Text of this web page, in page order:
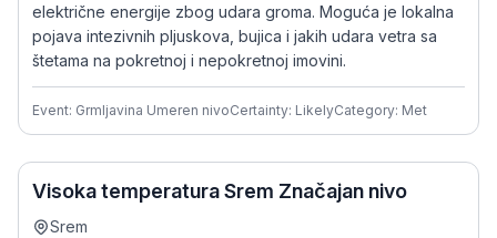
električne energije zbog udara groma. Moguća je lokalna
pojava intezivnih pljuskova, bujica i jakih udara vetra sa
štetama na pokretnoj i nepokretnoj imovini.
Event: Grmljavina Umeren nivoCertainty: LikelyCategory: Met
Visoka temperatura Srem Značajan nivo
Srem